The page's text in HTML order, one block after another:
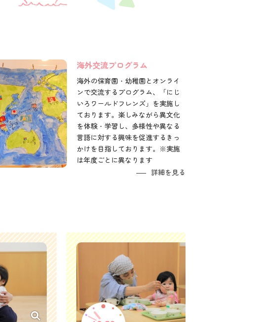
海外交流プログラム
海外の保育園・幼稚園とオンライ
ンで交流するプログラム、「にじ
いろワールドフレンズ」を実施し
ております。楽しみながら異文化
を体験・学習し、多様性や異なる
言語に対する興味を促進するきっ
かけを目指しております。※実施
は年度ごとに異なります
詳細を見る